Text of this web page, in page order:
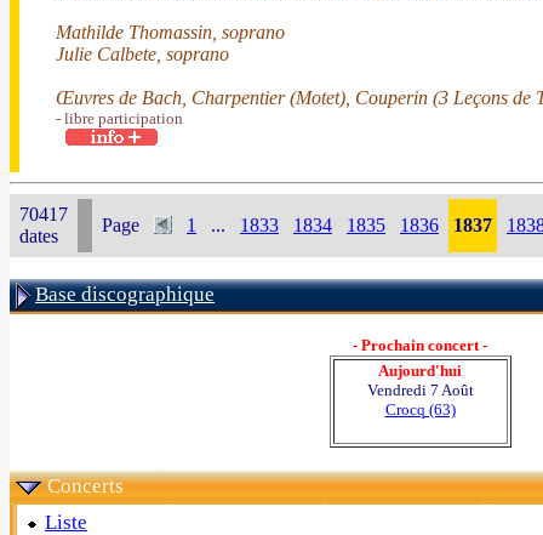
Mathilde Thomassin, soprano
Julie Calbete, soprano
Œuvres de Bach, Charpentier (Motet), Couperin (3 Leçons de
- libre participation
70417
dates
Page 1 ... 1833 1834 1835 1836 1837
Base discographique
- Prochain concert -
Aujourd'hui
Vendredi 7 Août
Crocq (63)
Concerts
Liste